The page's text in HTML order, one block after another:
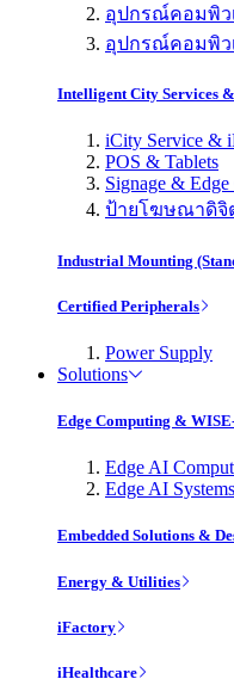
อุปกรณ์คอมพิวเ
อุปกรณ์คอมพิวเ
Intelligent City Services
iCity Service &
POS & Tablets
Signage & Edge
ป้ายโฆษณาดิจิต
Industrial Mounting
Certified Peripherals
Power Supply
Solutions
Edge Computing &
Edge AI
Edge AI Systems
Embedded Solutions &
Energy & Utilities
iFactory
iHealthcare